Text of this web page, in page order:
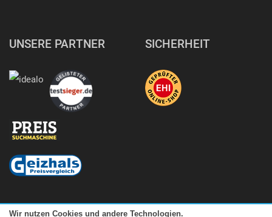
UNSERE PARTNER SICHERHEIT
Wir nutzen Cookies und andere Technologien.